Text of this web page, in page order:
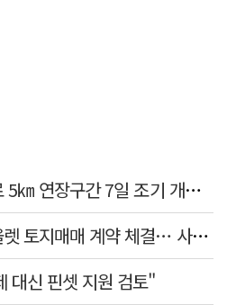
철도공단, 오송 시험선로 5㎞ 연장구간 7일 조기 개통…LA 메트로 사업 지원
신세계사이먼, 대구 아울렛 토지매매 계약 체결… 사업 본궤도
대신 핀셋 지원 검토"